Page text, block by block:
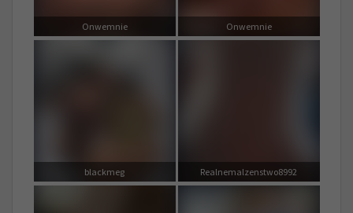
Onwemnie Onwemnie
blackmeg Realnemalzenstwo8992